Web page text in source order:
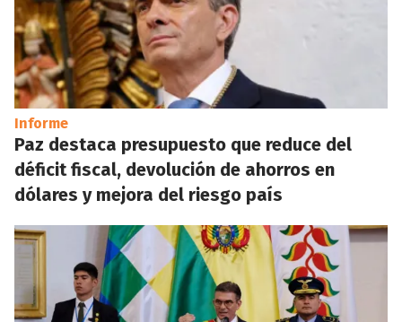
Informe
Paz destaca presupuesto que reduce del
déficit fiscal, devolución de ahorros en
dólares y mejora del riesgo país